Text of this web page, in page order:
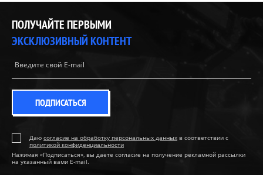
ПОЛУЧАЙТЕ ПЕРВЫМИ
ЭКСКЛЮЗИВНЫЙ КОНТЕНТ
ПОДПИСАТЬСЯ
Даю согласие на обработку персональных данных в соответствии с
политикой конфиденциальности
Нажимая «Подписаться», вы даете согласие на получение рекламной рассылки
на указанный вами E-mail.